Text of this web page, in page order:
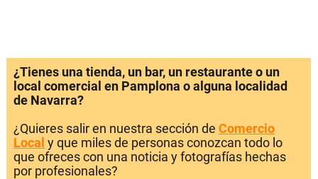
¿Tienes una tienda, un bar, un restaurante o un
local comercial en Pamplona o alguna localidad
de Navarra?
¿Quieres salir en nuestra sección de Comercio
Local y que miles de personas conozcan todo lo
que ofreces con una noticia y fotografías hechas
por profesionales?